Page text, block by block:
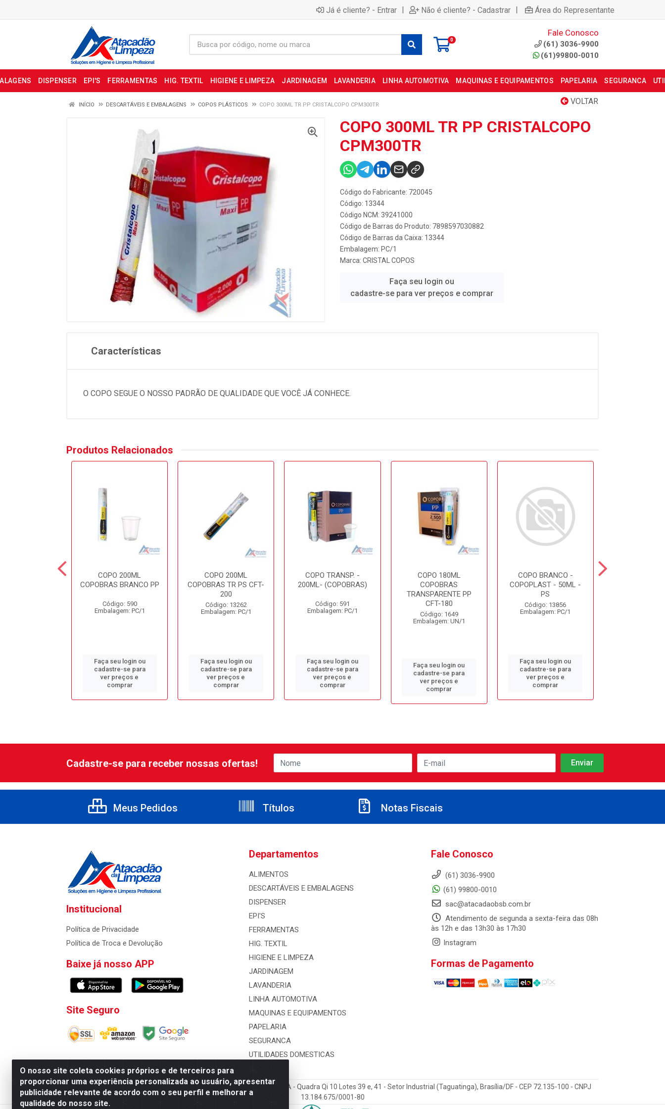
Já é cliente? - Entrar | Não é cliente? - Cadastrar | Área do Representante
0
Fale Conosco
(61) 3036-9900
(61)99800-0010
DISPENSER EPI'S FERRAMENTAS HIG. TEXTIL HIGIENE E LIMPEZA JARDINAGEM LAVANDERIA LINHA AUTOMOTIVA MAQUINAS E EQUIPAMENTOS PAPELARIA SEGURANCA
VOLTAR
INÍCIO DESCARTÁVEIS E EMBALAGENS COPOS PLÁSTICOS COPO 300ML TR PP CRISTALCOPO CPM300TR
COPO 300ML TR PP CRISTALCOPO
CPM300TR
Código do Fabricante: 720045
Código: 13344
Código NCM: 39241000
Código de Barras do Produto: 7898597030882
Código de Barras da Caixa: 13344
Embalagem: PC/1
Marca: CRISTAL COPOS
Faça seu login ou
cadastre-se para ver preços e comprar
Características
O COPO SEGUE O NOSSO PADRÃO DE QUALIDADE QUE VOCÊ JÁ CONHECE.
Produtos Relacionados
COPO 200ML
COPOBRAS BRANCO PP
Código: 590
Embalagem: PC/1
Faça seu login ou
cadastre-se para
ver preços e
comprar
COPO 200ML
COPOBRAS TR PS CFT-
200
Código: 13262
Embalagem: PC/1
Faça seu login ou
cadastre-se para
ver preços e
comprar
COPO TRANSP. -
200ML- (COPOBRAS)
Código: 591
Embalagem: PC/1
Faça seu login ou
cadastre-se para
ver preços e
comprar
COPO 180ML
COPOBRAS
TRANSPARENTE PP
CFT-180
Código: 1649
Embalagem: UN/1
Faça seu login ou
cadastre-se para
ver preços e
comprar
COPO BRANCO -
COPOPLAST - 50ML -
PS
Código: 13856
Embalagem: PC/1
Faça seu login ou
cadastre-se para
ver preços e
comprar
O nosso site coleta cookies próprios e de terceiros para
proporcionar uma experiência personalizada ao usuário, apresentar
publicidade relevante de acordo com o seu perfil e melhorar a
qualidade do nosso site.
Cadastre-se para receber nossas ofertas!
Meus Pedidos Títulos Notas Fiscais
Institucional
Política de Privacidade
Política de Troca e Devolução
Baixe já nosso APP
Site Seguro
Departamentos
ALIMENTOS
DESCARTÁVEIS E EMBALAGENS
DISPENSER
EPI'S
FERRAMENTAS
HIG. TEXTIL
HIGIENE E LIMPEZA
JARDINAGEM
LAVANDERIA
LINHA AUTOMOTIVA
MAQUINAS E EQUIPAMENTOS
PAPELARIA
SEGURANCA
UTILIDADES DOMESTICAS
Fale Conosco
(61) 3036-9900
(61) 99800-0010
sac@atacadaobsb.com.br
Atendimento de segunda a sexta-feira das 08h
às 12h e das 13h30 às 17h30
Instagram
Formas de Pagamento
Atacadao da Limpeza F. Pereira Queiroz Comercio e Distribuicao LTDA - Quadra Qi 10 Lotes 39 e, 41 - Setor Industrial (Taguatinga), Brasília/DF - CEP 72.135-100 - CNPJ
13.184.675/0001-80